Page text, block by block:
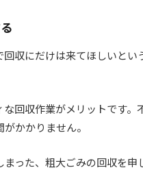
収にだけは来てほしいと
回収作業がメリットです
かかりません。
った、粗大ごみの回収を